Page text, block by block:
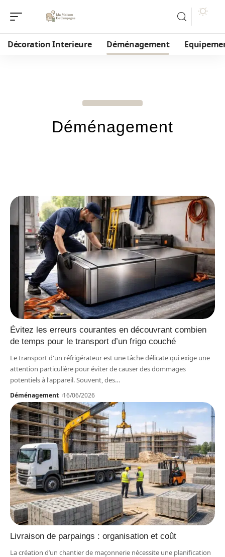
Décoration Interieure Déménagement
Déménagement
Évitez les erreurs courantes en découvrant combien
de temps pour le transport d’un frigo couché
Le transport d'un réfrigérateur est une tâche délicate qui exige une
attention particulière pour éviter de causer des dommages
potentiels à l'appareil. Souvent, des…
Déménagement 16/06/2026
Livraison de parpaings : organisation et coût
La création d’un chantier de maçonnerie nécessite une planification